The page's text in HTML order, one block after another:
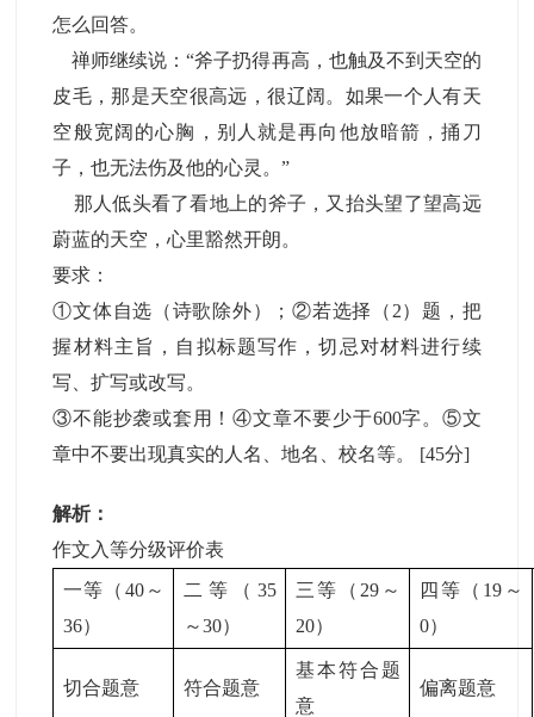
怎么回答。
禅师继续说：“斧子扔得再高，也触及不到天空的
皮毛，那是天空很高远，很辽阔。如果一个人有天
空般宽阔的心胸，别人就是再向他放暗箭，捅刀
子，也无法伤及他的心灵。”
那人低头看了看地上的斧子，又抬头望了望高远
蔚蓝的天空，心里豁然开朗。
要求：
①文体自选（诗歌除外）；②若选择（2）题，把
握材料主旨，自拟标题写作，切忌对材料进行续
写、扩写或改写。
③不能抄袭或套用！④文章不要少于600字。⑤文
章中不要出现真实的人名、地名、校名等。 [45分]
解析：
作文入等分级评价表
一等（40～
36）
二等（35
～30）
三等（29～
20）
四等（19～
0）
切合题意 符合题意
基本符合题
意
偏离题意